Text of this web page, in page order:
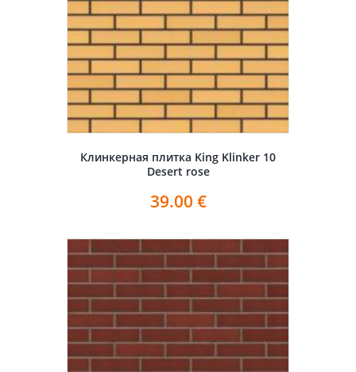
Клинкерная плитка King Klinker 10
Desert rose
39.00 €